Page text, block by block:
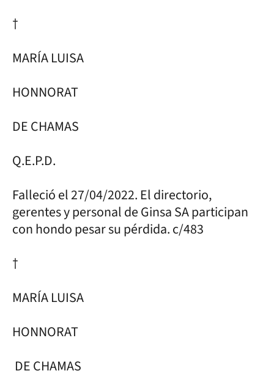
†
MARÍA LUISA
HONNORAT
DE CHAMAS
Q.E.P.D.
Falleció el 27/04/2022. El directorio,
gerentes y personal de Ginsa SA participan
con hondo pesar su pérdida. c/483
†
MARÍA LUISA
HONNORAT
DE CHAMAS